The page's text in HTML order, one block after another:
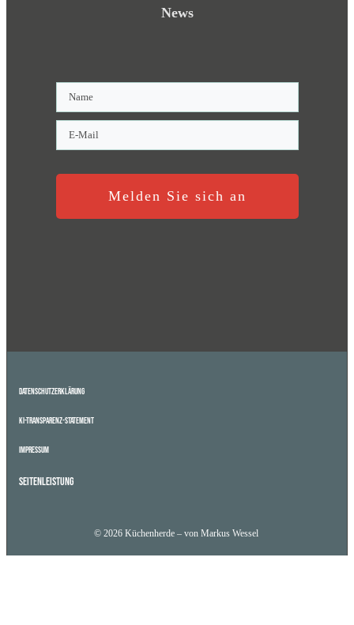
News
Melden Sie sich an
Datenschutzerklärung
KI-Transparenz-Statement
Impressum
Seitenleistung
© 2026 Küchenherde – von Markus Wessel